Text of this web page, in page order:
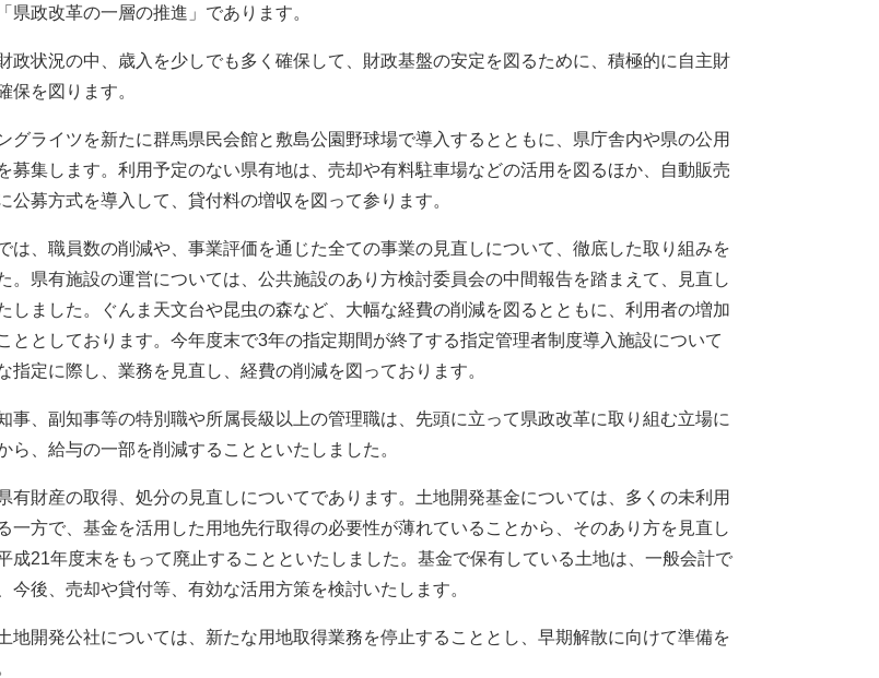
県政改革の一層の推進」であります。
政状況の中、歳入を少しでも多く確保して、財政基盤の安定を図るために、積極的に自主財
保を図ります。
グライツを新たに群馬県民会館と敷島公園野球場で導入するとともに、県庁舎内や県の公用
募集します。利用予定のない県有地は、売却や有料駐車場などの活用を図るほか、自動販売
公募方式を導入して、貸付料の増収を図って参ります。
は、職員数の削減や、事業評価を通じた全ての事業の見直しについて、徹底した取り組みを
。県有施設の運営については、公共施設のあり方検討委員会の中間報告を踏まえて、見直し
しました。ぐんま天文台や昆虫の森など、大幅な経費の削減を図るとともに、利用者の増加
ととしております。今年度末で3年の指定期間が終了する指定管理者制度導入施設について
指定に際し、業務を見直し、経費の削減を図っております。
事、副知事等の特別職や所属長級以上の管理職は、先頭に立って県政改革に取り組む立場に
ら、給与の一部を削減することといたしました。
有財産の取得、処分の見直しについてであります。土地開発基金については、多くの未利用
一方で、基金を活用した用地先行取得の必要性が薄れていることから、そのあり方を見直し
成21年度末をもって廃止することといたしました。基金で保有している土地は、一般会計で
今後、売却や貸付等、有効な活用方策を検討いたします。
地開発公社については、新たな用地取得業務を停止することとし、早期解散に向けて準備を